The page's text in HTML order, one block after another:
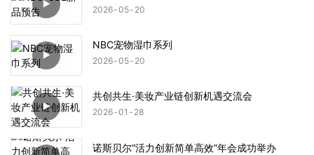
2026 05 20
NBC宠物湿巾系列
2026 05 20
共创共生·美妆产业链创新机遇交流会
2026 01 28
诺斯贝尔“活力创新简单高效”年会成功举办